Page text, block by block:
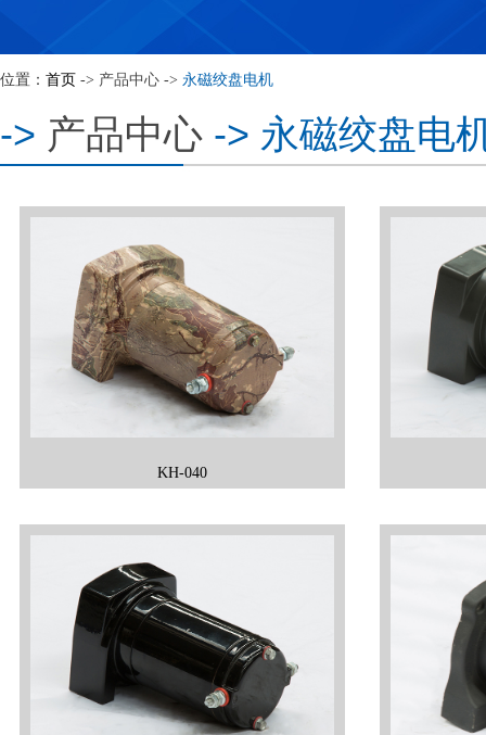
位置： 首页 -> 产品中心 -> 永磁绞盘电机
-> 产品中心 -> 永磁绞盘电
KH-040